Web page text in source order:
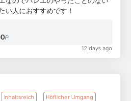
い人におすすめです！
P
12 days ago
Inhaltsreich Höflicher Umgang